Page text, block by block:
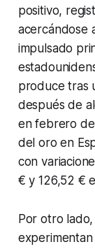
positivo,
acercándose
impulsado
produce tras
después de
en febrero
del oro en
con
€ y 126,52 €
Por otro
experimentan